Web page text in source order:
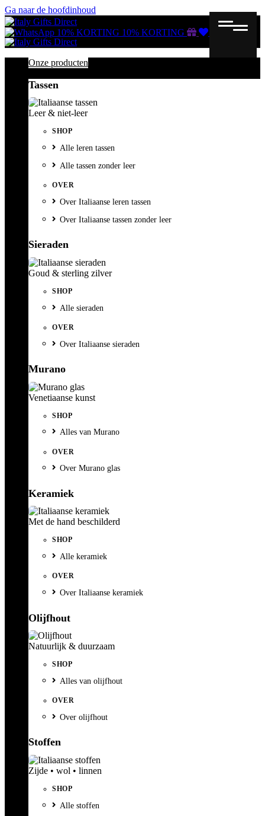
Ga naar de hoofdinhoud
10% KORTING 10% KORTING Gutscheine
Wunschliste
Warenkorb
Onze producten
Tassen
Leer & niet-leer
SHOP
Alle leren tassen
Alle tassen zonder leer
OVER
Over Italiaanse leren tassen
Over Italiaanse tassen zonder leer
Sieraden
Goud & sterling zilver
SHOP
Alle sieraden
OVER
Over Italiaanse sieraden
Murano
Venetiaanse kunst
SHOP
Alles van Murano
OVER
Over Murano glas
Keramiek
Met de hand beschilderd
SHOP
Alle keramiek
OVER
Over Italiaanse keramiek
Olijfhout
Natuurlijk & duurzaam
SHOP
Alles van olijfhout
OVER
Over olijfhout
Stoffen
Zijde • wol • linnen
SHOP
Alle stoffen